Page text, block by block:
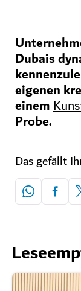
Dubais
eigenen
einem
Probe.
Das gefällt